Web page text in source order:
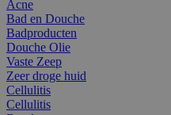
Acne
Bad en Douche
Badproducten
Douche Olie
Vaste Zeep
Zeer droge huid
Cellulitis
Cellulitis